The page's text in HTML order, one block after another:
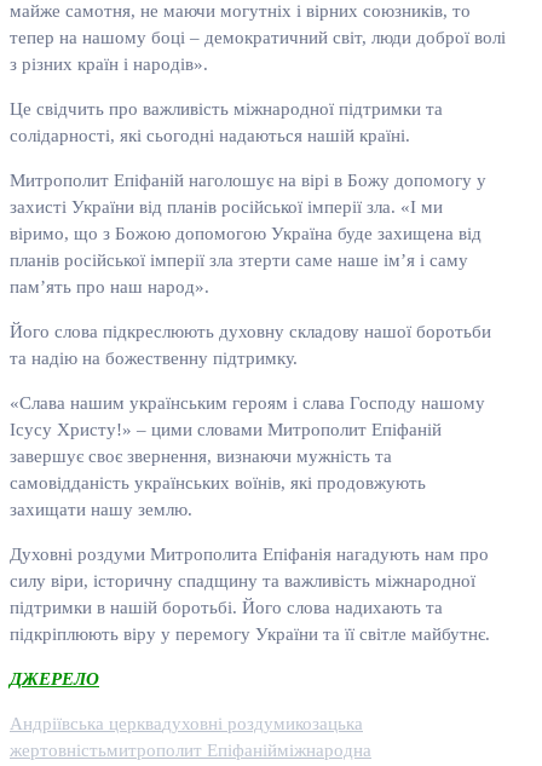
майже самотня, не маючи могутніх і вірних союзників, то
тепер на нашому боці – демократичний світ, люди доброї волі
з різних країн і народів».
Це свідчить про важливість міжнародної підтримки та
солідарності, які сьогодні надаються нашій країні.
Митрополит Епіфаній наголошує на вірі в Божу допомогу у
захисті України від планів російської імперії зла. «І ми
віримо, що з Божою допомогою Україна буде захищена від
планів російської імперії зла зтерти саме наше ім’я і саму
пам’ять про наш народ».
Його слова підкреслюють духовну складову нашої боротьби
та надію на божественну підтримку.
«Слава нашим українським героям і слава Господу нашому
Ісусу Христу!» – цими словами Митрополит Епіфаній
завершує своє звернення, визнаючи мужність та
самовідданість українських воїнів, які продовжують
захищати нашу землю.
Духовні роздуми Митрополита Епіфанія нагадують нам про
силу віри, історичну спадщину та важливість міжнародної
підтримки в нашій боротьбі. Його слова надихають та
підкріплюють віру у перемогу України та її світле майбутнє.
ДЖЕРЕЛО
Андріївська церквадуховні роздумикозацька
жертовністьмитрополит Епіфанійміжнародна